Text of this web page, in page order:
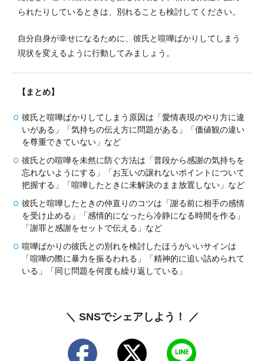
られたりしているときは、別れることも検討してください。
自分自身が幸せになるために、彼氏と喧嘩ばかりしてしまう
現状を変えるように行動してみましょう。
【まとめ】
彼氏と喧嘩ばかりしてしまう原因は「愛情表現のやり方に違
いがある」「気持ちの伝え方に問題がある」「価値観の違い
を尊重できていない」など
彼氏との喧嘩を未然に防ぐ方法は「普段から感謝の気持ちを
忘れないようにする」「お互いの譲れないポイントについて
把握する」「喧嘩したときに未解決のまま放置しない」など
彼氏と喧嘩したときの仲直りのコツは「謝る前に相手の感情
を受け止める」「感情的になったら冷静になる時間を作る」
「謝罪と感謝をセットで伝える」など
喧嘩ばかりの彼氏との別れを検討したほうがいいサインは
「喧嘩の際に暴力を振るわれる」「精神的に追い詰められて
いる」「同じ問題を何度も繰り返している」
＼ SNSでシェアしよう！ ／